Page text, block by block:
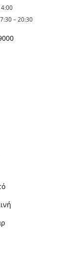
– 20:30